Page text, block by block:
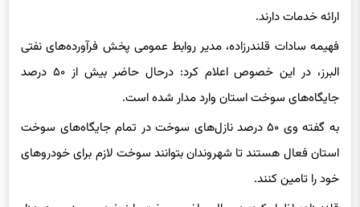
ارائه خدمات دارند.
فهیمه سادات قلندرزاده، مدیر روابط عمومی پخش فرآورده‌های نفتی
البرز، در این خصوص اعلام کرد: درحال حاضر بیش از ۵۰ درصد
جایگاه‌های سوخت استان وارد مدار شده است.
به گفته وی ۵۰ درصد نازل‌های سوخت در تمام جایگاه‌های سوخت
استان فعال هستند تا شهروندان بتوانند سوخت لازم برای خودروهای
خود را تامین کنند‌.